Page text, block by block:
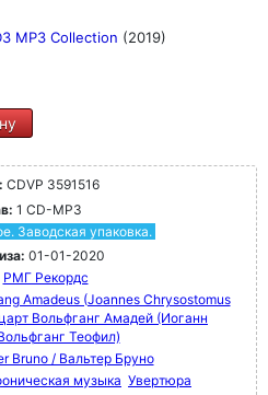
MP3 Collection (2019)
CDVP 3591516
1 CD-MP3
Заводская упаковка.
01-01-2020
РМГ Рекордс
Amadeus (Joannes Chrysostomus
Вольфганг Амадей (Иоганн
Теофил)
Bruno / Вальтер Бруно
музыка Увертюра